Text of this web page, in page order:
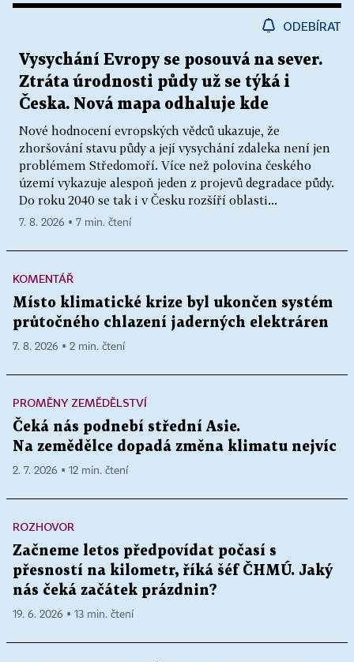
ODEBÍRAT
Vysychání Evropy se posouvá na sever.
Ztráta úrodnosti půdy už se týká i
Česka. Nová mapa odhaluje kde
Nové hodnocení evropských vědců ukazuje, že
zhoršování stavu půdy a její vysychání zdaleka není jen
problémem Středomoří. Více než polovina českého
území vykazuje alespoň jeden z projevů degradace půdy.
Do roku 2040 se tak i v Česku rozšíří oblasti...
7. 8. 2026 ▪ 7 min. čtení
KOMENTÁŘ
Místo klimatické krize byl ukončen systém
průtočného chlazení jaderných elektráren
7. 8. 2026 ▪ 2 min. čtení
PROMĚNY ZEMĚDĚLSTVÍ
Čeká nás podnebí střední Asie.
Na zemědělce dopadá změna klimatu nejvíc
2. 7. 2026 ▪ 12 min. čtení
ROZHOVOR
Začneme letos předpovídat počasí s
přesností na kilometr, říká šéf ČHMÚ. Jaký
nás čeká začátek prázdnin?
19. 6. 2026 ▪ 13 min. čtení